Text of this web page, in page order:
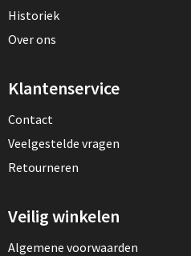
Historiek
Over ons
Klantenservice
Contact
Veelgestelde vragen
Retourneren
Veilig winkelen
Algemene voorwaarden